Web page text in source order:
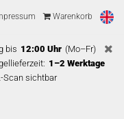
Warenkorb
bis 12:00 Uhr (Mo–Fr)
1–2 Werktage
Scan sichtbar